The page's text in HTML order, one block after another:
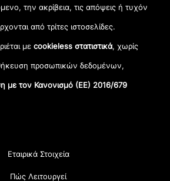
την ακρίβεια, τις απόψεις ή τυχόν
από τρίτες ιστοσελίδες.
μεcookieless στατιστικά, χωρίς
προσωπικών δεδομένων,
με τον Κανονισμό (ΕΕ) 2016/679
Εταιρικά Στοιχεία
Πώς Λειτουργεί